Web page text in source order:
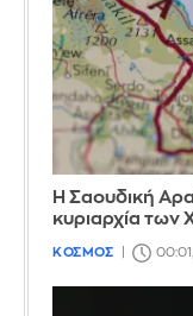
Η Σαουδική
κυριαρχία
ΚΟΣΜΟΣ